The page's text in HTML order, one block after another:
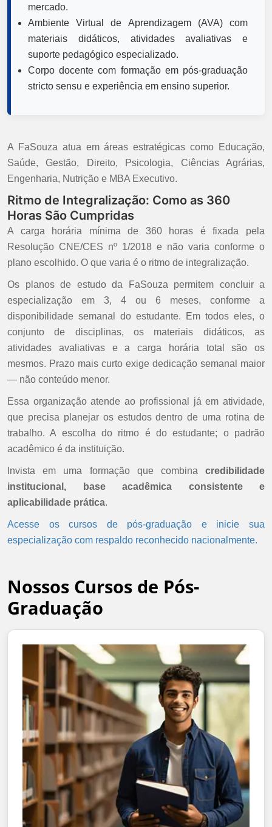
mercado.
Ambiente Virtual de Aprendizagem (AVA) com
materiais didáticos, atividades avaliativas e
suporte pedagógico especializado.
Corpo docente com formação em pós-graduação
stricto sensu e experiência em ensino superior.
A FaSouza atua em áreas estratégicas como Educação,
Saúde, Gestão, Direito, Psicologia, Ciências Agrárias,
Engenharia, Nutrição e MBA Executivo.
Ritmo de Integralização: Como as 360
Horas São Cumpridas
A carga horária mínima de 360 horas é fixada pela
Resolução CNE/CES nº 1/2018 e não varia conforme o
plano escolhido. O que varia é o ritmo de integralização.
Os planos de estudo da FaSouza permitem concluir a
especialização em 3, 4 ou 6 meses, conforme a
disponibilidade semanal do estudante. Em todos eles, o
conjunto de disciplinas, os materiais didáticos, as
atividades avaliativas e a carga horária total são os
mesmos. Prazo mais curto exige dedicação semanal maior
— não conteúdo menor.
Essa organização atende ao profissional já em atividade,
que precisa planejar os estudos dentro de uma rotina de
trabalho. A escolha do ritmo é do estudante; o padrão
acadêmico é da instituição.
Invista em uma formação que combina credibilidade
institucional, base acadêmica consistente e
aplicabilidade prática.
Acesse os cursos de pós-graduação e inicie sua
especialização com respaldo reconhecido nacionalmente.
Nossos Cursos de Pós-
Graduação